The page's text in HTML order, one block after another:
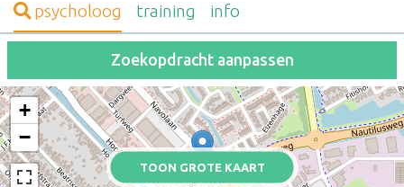
psycholoog training info
Zoekopdracht aanpassen
TOON GROTE KAART
+
−